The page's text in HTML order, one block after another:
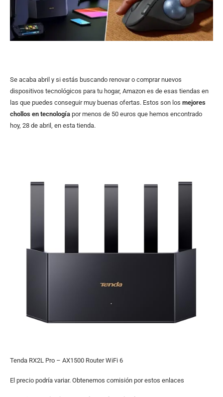
Se acaba abril y si estás buscando renovar o comprar nuevos
dispositivos tecnológicos para tu hogar, Amazon es de esas tiendas en
las que puedes conseguir muy buenas ofertas. Estos son los mejores
chollos en tecnología por menos de 50 euros que hemos encontrado
hoy, 28 de abril, en esta tienda.
Tenda RX2L Pro – AX1500 Router WiFi 6
El precio podría variar. Obtenemos comisión por estos enlaces